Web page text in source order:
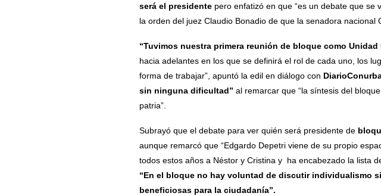
será el presidentepero enfatizó en que “es un debate que se
la orden del juez Claudio Bonadio de que la senadora nacional
“Tuvimos nuestra primera reunión de bloque como
hacia adelantes en los que se definirá el rol de cada uno, los
forma de trabajar”, apuntó la edil en diálogo con
sin ninguna dificultad” al remarcar que “la síntesis del
patria”.
Subrayó que el debate para ver quién será presidente de
aunque remarcó que “Edgardo Depetri viene de su propio
todos estos años a Néstor y Cristina y ha encabezado la lista
“En el bloque no hay voluntad de discutir individualismo
beneficiosas para la ciudadanía”.